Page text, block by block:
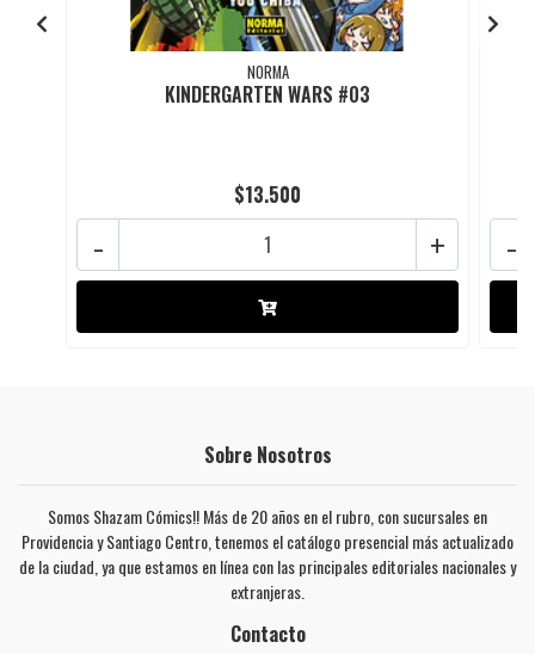
NORMA
KINDERGARTEN WARS #03
$13.500
+
- -
Sobre Nosotros
Somos Shazam Cómics!! Más de 20 años en el rubro, con sucursales en
Providencia y Santiago Centro, tenemos el catálogo presencial más actualizado
de la ciudad, ya que estamos en línea con las principales editoriales nacionales y
extranjeras.
Contacto